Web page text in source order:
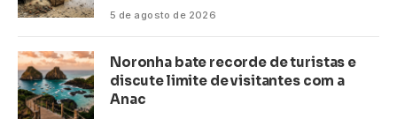
5 de agosto de 2026
Noronha bate recorde de turistas e
discute limite de visitantes com a
Anac